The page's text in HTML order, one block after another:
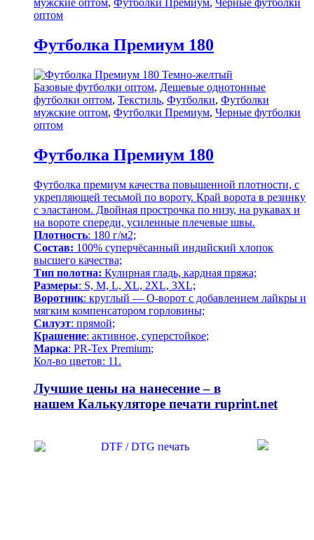
мужские оптом, Футболки Премиум, Черные футболки
оптом
Футболка Премиум 180
Базовые футболки оптом, Дешевые однотонные
футболки оптом, Текстиль, Футболки, Футболки
мужские оптом, Футболки Премиум, Черные футболки
оптом
Футболка Премиум 180
Футболка премиум качества повышенной плотности, с
укрепляющей тесьмой по вороту. Край ворота в резинку
с эластаном. Двойная прострочка по низу, на рукавах и
на вороте спереди, усиленные плечевые швы.
Плотность: 180 г/м2;
Состав: 100% суперчёсанный индийский хлопок
высшего качества;
Тип полотна: Кулирная гладь, кардная пряжа;
Размеры: S, M, L, XL, 2XL, 3XL;
Воротник: круглый — О-ворот с добавлением лайкры и
мягким компенсатором горловины;
Силуэт: прямой;
Крашение: активное, суперстойкое;
Марка: PR-Tex Premium;
Кол-во цветов: 11.
Лучшие цены на нанесение – в
нашем Калькуляторе печати ruprint.net